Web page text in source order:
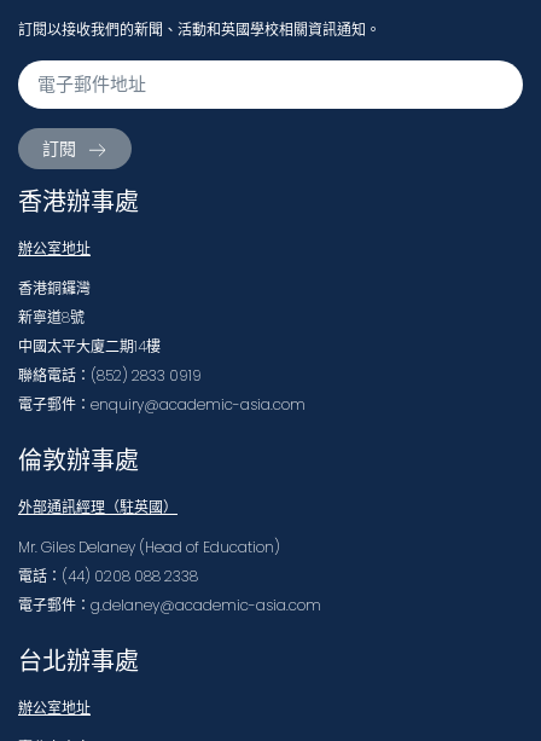
訂閱以接收我們的新聞、活動和英國學校相關資訊通知。
訂閱
香港辦事處
辦公室地址
香港銅鑼灣
新寧道8號
中國太平大廈二期14樓
聯絡電話：(852) 2833 0919
電子郵件：enquiry@academic-asia.com
倫敦辦事處
外部通訊經理（駐英國）
Mr. Giles Delaney (Head of Education)
電話：(44) 0208 088 2338
電子郵件：g.delaney@academic-asia.com
台北辦事處
辦公室地址